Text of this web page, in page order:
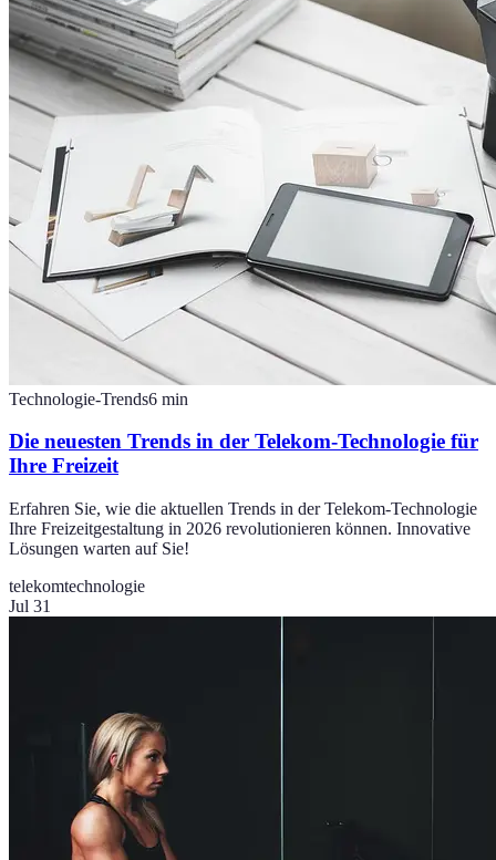
Technologie-Trends6 min
Die neuesten Trends in der Telekom-Technologie für
Ihre Freizeit
Erfahren Sie, wie die aktuellen Trends in der Telekom-Technologie
Ihre Freizeitgestaltung in 2026 revolutionieren können. Innovative
Lösungen warten auf Sie!
telekomtechnologie
Jul 31